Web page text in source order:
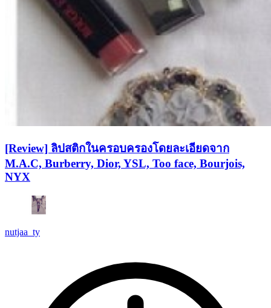
[Review] ลิปสติกในครอบครองโดยละเอียดจาก
M.A.C, Burberry, Dior, YSL, Too face, Bourjois,
NYX
nutjaa_ty